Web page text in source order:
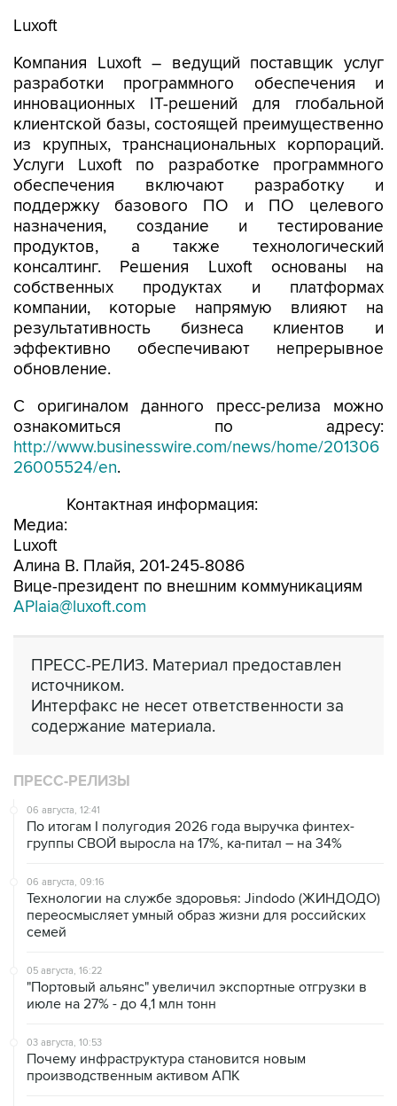
Luxoft
Компания Luxoft – ведущий поставщик услуг
разработки программного обеспечения и
инновационных IT-решений для глобальной
клиентской базы, состоящей преимущественно
из крупных, транснациональных корпораций.
Услуги Luxoft по разработке программного
обеспечения включают разработку и
поддержку базового ПО и ПО целевого
назначения, создание и тестирование
продуктов, а также технологический
консалтинг. Решения Luxoft основаны на
собственных продуктах и платформах
компании, которые напрямую влияют на
результативность бизнеса клиентов и
эффективно обеспечивают непрерывное
обновление.
С оригиналом данного пресс-релиза можно
ознакомиться по адресу:
http://www.businesswire.com/news/home/201306
26005524/en.
Контактная информация:
Медиа:
Luxoft
Алина В. Плайя, 201-245-8086
Вице-президент по внешним коммуникациям
APlaia@luxoft.com
ПРЕСС-РЕЛИЗ. Материал предоставлен
источником.
Интерфакс не несет ответственности за
содержание материала.
ПРЕСС-РЕЛИЗЫ
06 августа, 12:41
По итогам I полугодия 2026 года выручка финтех-
группы СВОЙ выросла на 17%, ка-питал – на 34%
06 августа, 09:16
Технологии на службе здоровья: Jindodo (ЖИНДОДО)
переосмысляет умный образ жизни для российских
семей
05 августа, 16:22
"Портовый альянс" увеличил экспортные отгрузки в
июле на 27% - до 4,1 млн тонн
03 августа, 10:53
Почему инфраструктура становится новым
производственным активом АПК